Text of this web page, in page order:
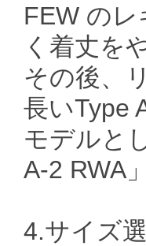
FEW の
く着丈を
その後、
長いType
モデルと
A-2 RWA
4.サイズ